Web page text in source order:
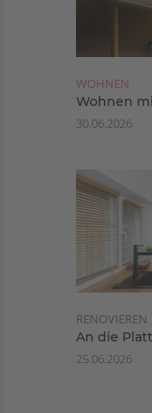
WOHNEN
Wohnen
30.06.2026
RENOVIEREN
An die
25.06.2026